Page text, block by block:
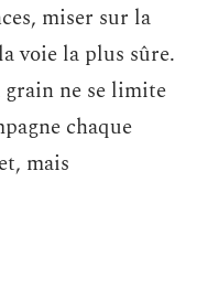
miser sur la
voie la plus sûre.
grain ne se limite
chaque
mais